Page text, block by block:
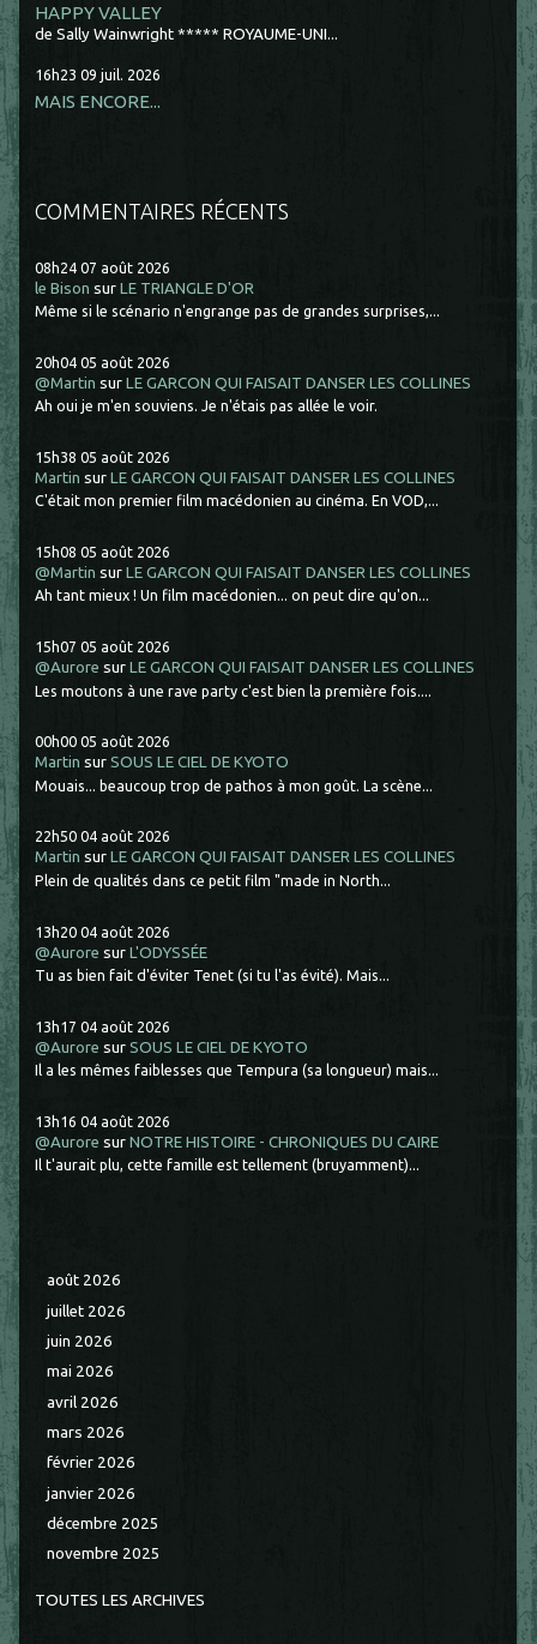
HAPPY VALLEY
de Sally Wainwright ***** ROYAUME-UNI...
16h23 09 juil. 2026
MAIS ENCORE...
COMMENTAIRES RÉCENTS
08h24 07 août 2026
le Bison surLE TRIANGLE D'OR
Même si le scénario n'engrange pas de grandes surprises,...
20h04 05 août 2026
@Martin surLE GARCON QUI FAISAIT DANSER LES COLLINES
Ah oui je m'en souviens. Je n'étais pas allée le voir.
15h38 05 août 2026
Martin surLE GARCON QUI FAISAIT DANSER LES COLLINES
C'était mon premier film macédonien au cinéma. En VOD,...
15h08 05 août 2026
@Martin surLE GARCON QUI FAISAIT DANSER LES COLLINES
Ah tant mieux ! Un film macédonien... on peut dire qu'on...
15h07 05 août 2026
@Aurore surLE GARCON QUI FAISAIT DANSER LES COLLINES
Les moutons à une rave party c'est bien la première fois....
00h00 05 août 2026
Martin surSOUS LE CIEL DE KYOTO
Mouais... beaucoup trop de pathos à mon goût. La scène...
22h50 04 août 2026
Martin surLE GARCON QUI FAISAIT DANSER LES COLLINES
Plein de qualités dans ce petit film "made in North...
13h20 04 août 2026
@Aurore surL'ODYSSÉE
Tu as bien fait d'éviter Tenet (si tu l'as évité). Mais...
13h17 04 août 2026
@Aurore surSOUS LE CIEL DE KYOTO
Il a les mêmes faiblesses que Tempura (sa longueur) mais...
13h16 04 août 2026
@Aurore surNOTRE HISTOIRE - CHRONIQUES DU CAIRE
Il t'aurait plu, cette famille est tellement (bruyamment)...
août 2026
juillet 2026
juin 2026
mai 2026
avril 2026
mars 2026
février 2026
janvier 2026
décembre 2025
novembre 2025
TOUTES LES ARCHIVES